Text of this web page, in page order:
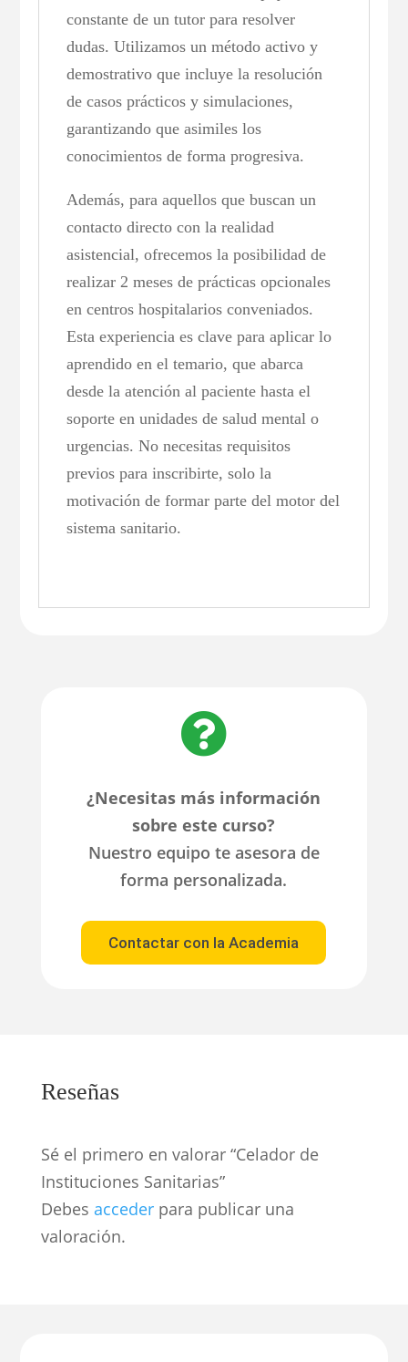
constante de un tutor para resolver
dudas. Utilizamos un método activo y
demostrativo que incluye la resolución
de casos prácticos y simulaciones,
garantizando que asimiles los
conocimientos de forma progresiva.
Además, para aquellos que buscan un
contacto directo con la realidad
asistencial, ofrecemos la posibilidad de
realizar 2 meses de prácticas opcionales
en centros hospitalarios conveniados.
Esta experiencia es clave para aplicar lo
aprendido en el temario, que abarca
desde la atención al paciente hasta el
soporte en unidades de salud mental o
urgencias. No necesitas requisitos
previos para inscribirte, solo la
motivación de formar parte del motor del
sistema sanitario.

¿Necesitas más información
sobre este curso?
Nuestro equipo te asesora de
forma personalizada.
Contactar con la Academia
Reseñas
Sé el primero en valorar “Celador de
Instituciones Sanitarias”
Debes accederpara publicar una
valoración.